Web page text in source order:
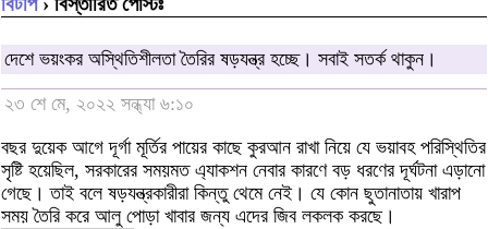
দেশে ভয়ংকর অস্থিতিশীলতা তৈরির ষড়যন্ত্র হচ্ছে। সবাই সতর্ক থাকুন।
২৩ শে মে, ২০২২ সন্ধ্যা ৬:১০
বছর দুয়েক আগে দূর্গা মূর্তির পায়ের কাছে কুরআন রাখা নিয়ে যে ভয়াবহ পরিস্থিতির
সৃষ্টি হয়েছিল, সরকারের সময়মত এ্যাকশন নেবার কারণে বড় ধরণের দূর্ঘটনা এড়ানো
গেছে। তাই বলে ষড়যন্ত্রকারীরা কিন্তু থেমে নেই। যে কোন ছুতানাতায় খারাপ
সময় তৈরি করে আলু পোড়া খাবার জন্য এদের জিব লকলক করছে।